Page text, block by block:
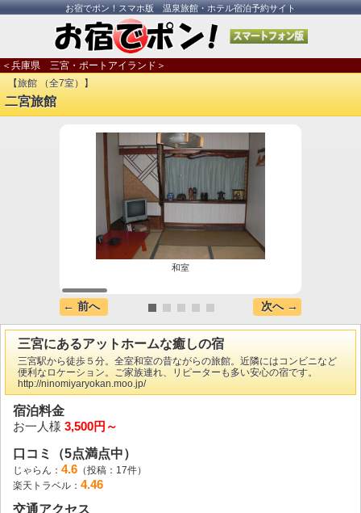
お宿でポン！スマホ版 温泉旅館・ホテル宿泊予約サイト
＜兵庫県 三宮・ポートアイランド＞
【旅館 （全7室）】
二宮旅館
和室
← 前へ 次へ →
三宮にあるアットホームな癒しの宿
三宮駅から徒歩５分。全室和室の昔ながらの旅館。近隣にはコンビニなど
便利なロケーション。ご家族連れ、リピーターも多い安心の宿です。
http://ninomiyaryokan.moo.jp/
宿泊料金
お一人様 3,500円～
口コミ（5点満点中）
じゃらん： 4.6 （投稿：17件）
楽天トラベル： 4.46
交通アクセス